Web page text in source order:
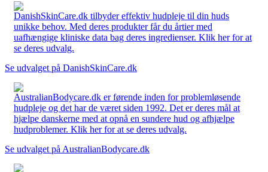
DanishSkinCare.dk tilbyder effektiv hudpleje til din huds
unikke behov. Med deres produkter får du årtier med
uafhængige kliniske data bag deres ingredienser. Klik her for at
se deres udvalg.
Se udvalget på DanishSkinCare.dk
AustralianBodycare.dk er førende inden for problemløsende
hudpleje og det har de været siden 1992. Det er deres mål at
hjælpe danskerne med at opnå en sundere hud og afhjælpe
hudproblemer. Klik her for at se deres udvalg.
Se udvalget på AustralianBodycare.dk